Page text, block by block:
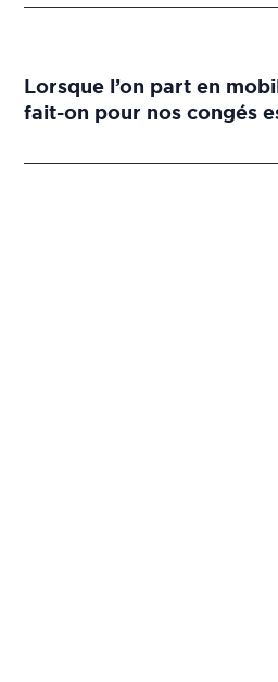
Lorsque l’on part en
fait-on pour nos congés